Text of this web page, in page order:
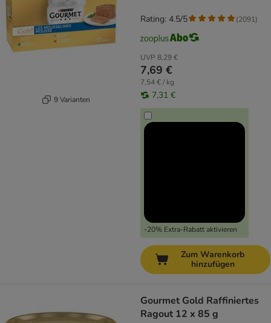
9 Varianten
UVP 8,29 €
7,69 €
7,54 € / kg
7,31 €
-20% Extra-Rabatt aktivieren
Rating: 4.5/5 (2091)
Zum Warenkorb
hinzufügen
Gourmet Gold Raffiniertes
Ragout 12 x 85 g